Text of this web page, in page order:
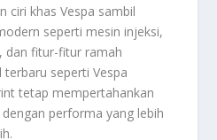
ciri khas Vespa sambil
seperti mesin injeksi,
dan fitur-fitur ramah
seperti Vespa
tetap mempertahankan
performa yang lebih